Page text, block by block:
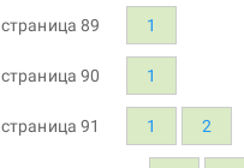
страница 89 1
страница 90 1
страница 91 1 2